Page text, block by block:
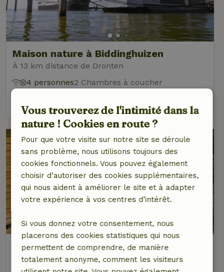
Maison nature à Biddinghuizen
À 13 km distance de Dronten
4 personnes2 Chambres à coucher
Maison nature à Lelystad
À 14 km distance de Dronten
Vous trouverez de l'intimité dans la
nature ! Cookies en route ?
Pour que votre visite sur notre site se déroule
sans problème, nous utilisons toujours des
cookies fonctionnels. Vous pouvez également
choisir d’autoriser des cookies supplémentaires,
qui nous aident à améliorer le site et à adapter
votre expérience à vos centres d’intérêt.
Si vous donnez votre consentement, nous
placerons des cookies statistiques qui nous
permettent de comprendre, de manière
totalement anonyme, comment les visiteurs